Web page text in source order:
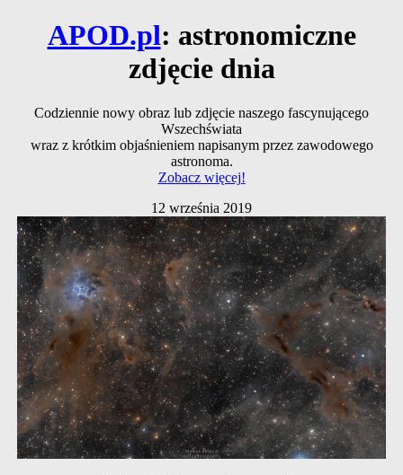
APOD.pl: astronomiczne
zdjęcie dnia
Codziennie nowy obraz lub zdjęcie naszego fascynującego
Wszechświata
wraz z krótkim objaśnieniem napisanym przez zawodowego
astronoma.
Zobacz więcej!
12 września 2019